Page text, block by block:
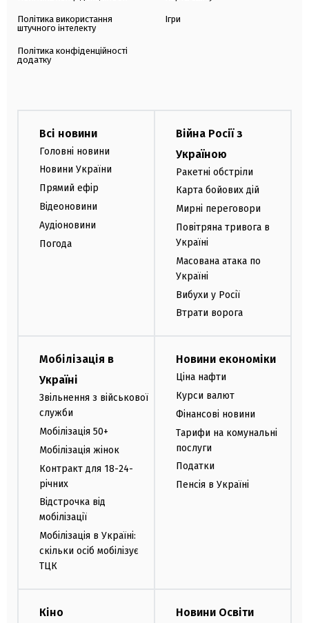
Політика використання
штучного інтелекту
Політика конфіденційності
додатку
Ігри
Всі новини
Головні новини
Новини України
Прямий ефір
Відеоновини
Аудіоновини
Погода
Війна Росії з
Україною
Ракетні обстріли
Карта бойових дій
Мирні переговори
Повітряна тривога в
Україні
Масована атака по
Україні
Вибухи у Росії
Втрати ворога
Мобілізація в
Україні
Звільнення з військової
служби
Мобілізація 50+
Мобілізація жінок
Контракт для 18-24-
річних
Відстрочка від
мобілізації
Мобілізація в Україні:
скільки осіб мобілізує
ТЦК
Новини економіки
Ціна нафти
Курси валют
Фінансові новини
Тарифи на комунальні
послуги
Податки
Пенсія в Україні
Кіно Новини Освіти